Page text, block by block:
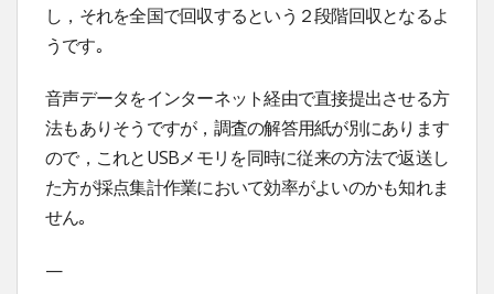
し，それを全国で回収するという２段階回収となるよ
うです｡
音声データをインターネット経由で直接提出させる方
法もありそうですが，調査の解答用紙が別にあります
ので，これとUSBメモリを同時に従来の方法で返送し
た方が採点集計作業において効率がよいのかも知れま
せん｡
—